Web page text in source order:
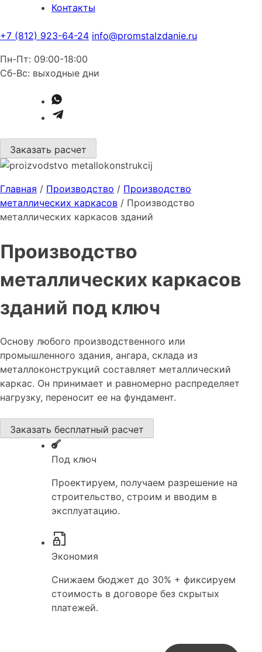
Контакты
+7 (812) 923-64-24 info@promstalzdanie.ru
Пн-Пт: 09:00-18:00
Сб-Вс: выходные дни
Заказать расчет
Главная / Производство / Производство
металлических каркасов / Производство
металлических каркасов зданий
Производство
металлических каркасов
зданий под ключ
Основу любого производственного или
промышленного здания, ангара, склада из
металлоконструкций составляет металлический
каркас. Он принимает и равномерно распределяет
нагрузку, переносит ее на фундамент.
Заказать бесплатный расчет
Под ключ
Проектируем, получаем разрешение на
строительство, строим и вводим в
эксплуатацию.
Экономия
Снижаем бюджет до 30% + фиксируем
стоимость в договоре без скрытых
платежей.